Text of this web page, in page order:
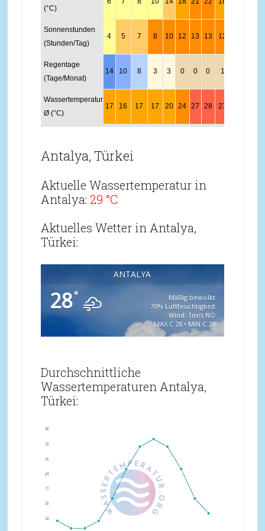
(°C)
Sonnenstunden
(Stunden/Tag)
4 5 7 8 10 12 13 13 12
Regentage
(Tage/Monat)
14 10 8 3 3 0 0 0 1
Wassertemperatur
Ø (°C)
17 16 17 17 20 24 27 28 27
Antalya, Türkei
Aktuelle Wassertemperatur in
Antalya: 29 °C
Aktuelles Wetter in Antalya,
Türkei:
ANTALYA
28°
Mäßig bewölkt
70% Luftfeuchtigkeit
Wind: 1m/s NO
MAX C 28 • MIN C 28
Durchschnittliche
Wassertemperaturen Antalya,
Türkei: